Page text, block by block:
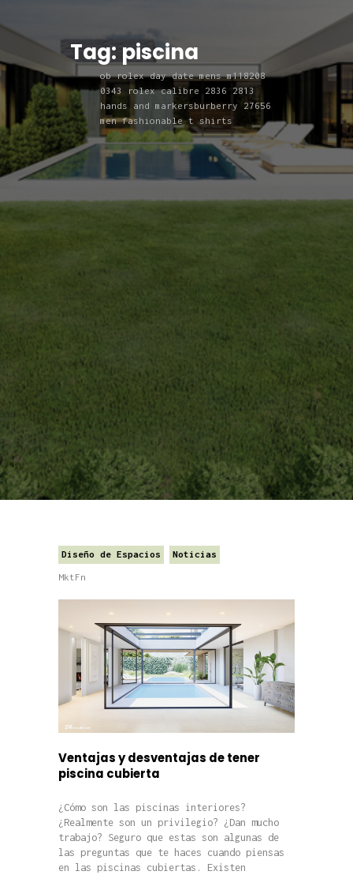
Tag: piscina
ob rolex day date mens m118208
0343 rolex calibre 2836 2813
hands and markersburberry 27656
men fashionable t shirts
Diseño de Espacios Noticias
MktFn
Ventajas y desventajas de tener
piscina cubierta
¿Cómo son las piscinas interiores?
¿Realmente son un privilegio? ¿Dan mucho
trabajo? Seguro que estas son algunas de
las preguntas que te haces cuando piensas
en las piscinas cubiertas. Existen